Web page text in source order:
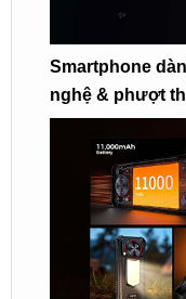
Smartphone
nghệ & phượt